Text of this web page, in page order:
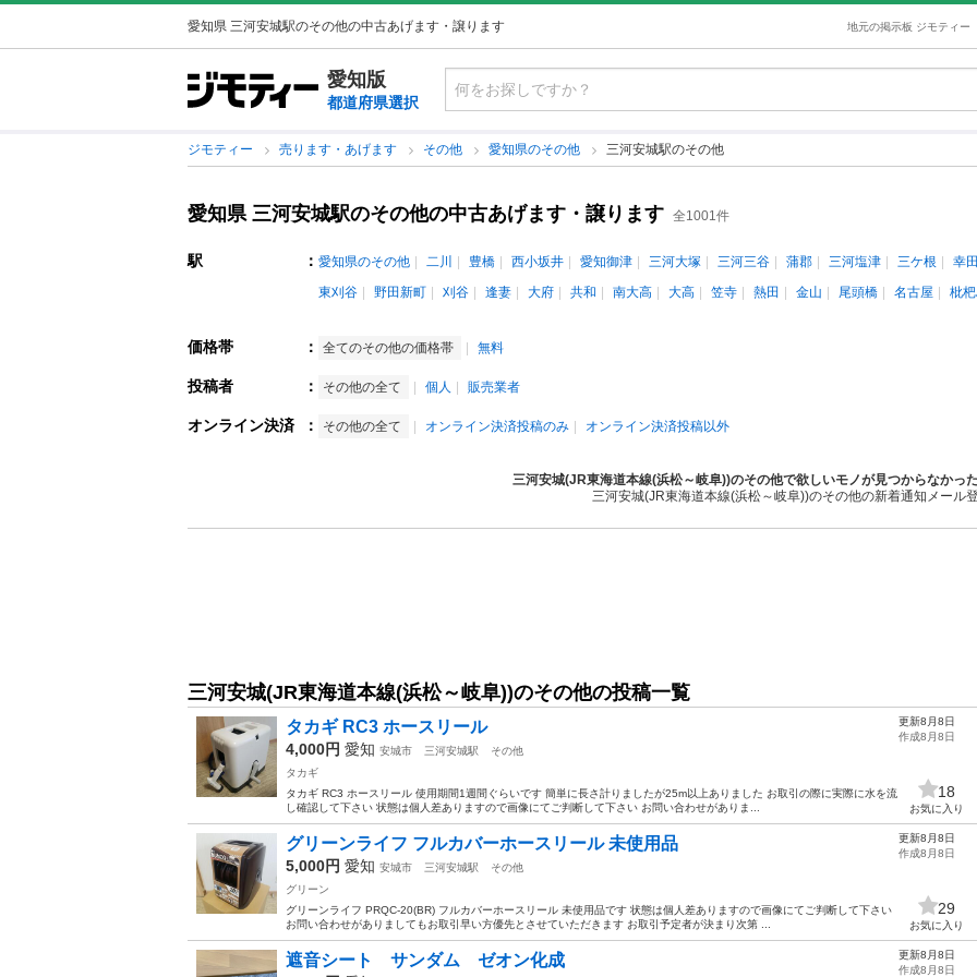
愛知県 三河安城駅のその他の中古あげます・譲ります 地元の掲示板 ジモティー
愛知版
都道府県選択
ジモティー 売ります・あげます その他 愛知県のその他 三河安城駅のその他
愛知県 三河安城駅のその他の中古あげます・譲ります 全1001件
駅 ： 愛知県のその他 二川 豊橋 西小坂井 愛知御津 三河大塚 三河三谷 蒲郡 三河塩津 三ケ根
幸
東刈谷
野田新町 刈谷 逢妻 大府 共和 南大高 大高 笠寺 熱田 金山 尾頭橋 名古屋 枇
価格帯 ： 全てのその他の価格帯 無料
投稿者 ： その他の全て 個人 販売業者
オンライン決済 ： その他の全て オンライン決済投稿のみ オンライン決済投稿以外
三河安城(JR東海道本線(浜松～岐阜))のその他で欲しいモノが見つからなかっ
三河安城(JR東海道本線(浜松～岐阜))のその他の新着通知メール
三河安城(JR東海道本線(浜松～岐阜))のその他の投稿一覧
タカギ RC3 ホースリール
4,000円 愛知 安城市 三河安城駅
その他
タカギ
タカギ RC3 ホースリール 使用期間1週間ぐらいです 簡単に長さ計りましたが25m以上ありました お取引の際に実際に水を流
し確認して下さい 状態は個人差ありますので画像にてご判断して下さい お問い合わせがありま...
更新8月8日
作成8月8日
18
お気に入り
グリーンライフ フルカバーホースリール 未使用品
5,000円 愛知 安城市 三河安城駅
その他
グリーン
グリーンライフ PRQC-20(BR) フルカバーホースリール 未使用品です 状態は個人差ありますので画像にてご判断して下さい
お問い合わせがありましてもお取引早い方優先とさせていただきます お取引予定者が決まり次第 ...
更新8月8日
作成8月8日
29
お気に入り
遮音シート サンダム ゼオン化成
更新8月8日
作成8月8日